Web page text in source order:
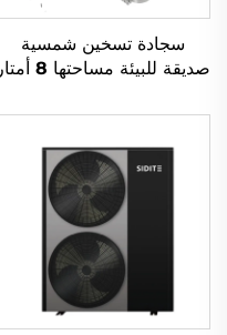
سجادة تسخين شمسية
صديقة للبيئة مساحتها 8 أمتار
المطاط الخارجية لامتصاص
طاقة الشمس للماء الساخن